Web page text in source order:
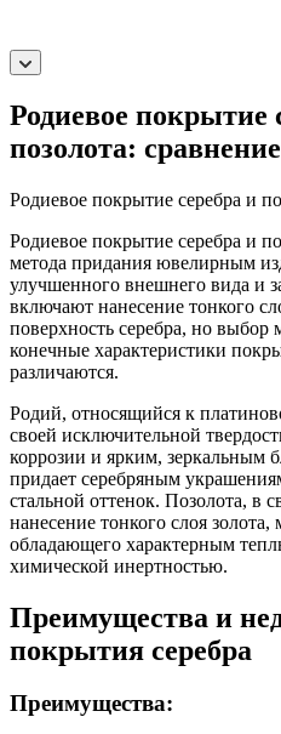
Родиевое покрытие
позолота:
Родиевое покрытие серебра и
Родиевое покрытие серебра и
метода придания ювелирным
улучшенного внешнего вида и
включают нанесение тонкого
поверхность серебра, но выбор
конечные характеристики
различаются.
Родий, относящийся к
своей исключительной
коррозии и ярким, зеркальным
придает серебряным
стальной оттенок. Позолота, в
нанесение тонкого слоя золота,
обладающего характерным
химической инертностью.
Преимущества и
покрытия серебра
Преимущества: